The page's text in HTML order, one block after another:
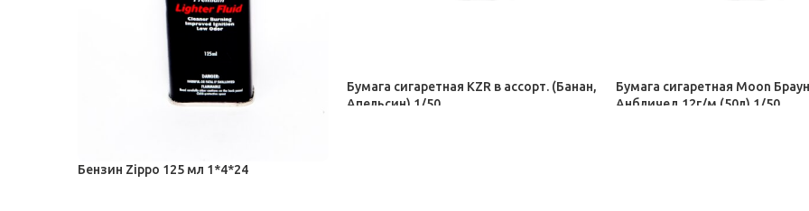
Бензин Zippo 125 мл 1*4*24
Бумага сигаретная KZR в ассорт. (Банан,
Апельсин) 1/50
Бумага сигаретная Moon Браун
Анбличед 12г/м (50л) 1/50